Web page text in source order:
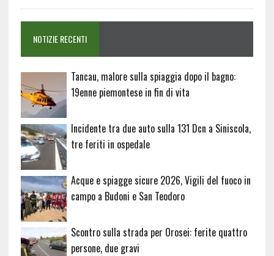
NOTIZIE RECENTI
Tancau, malore sulla spiaggia dopo il bagno:
19enne piemontese in fin di vita
Incidente tra due auto sulla 131 Dcn a Siniscola,
tre feriti in ospedale
Acque e spiagge sicure 2026, Vigili del fuoco in
campo a Budoni e San Teodoro
Scontro sulla strada per Orosei: ferite quattro
persone, due gravi